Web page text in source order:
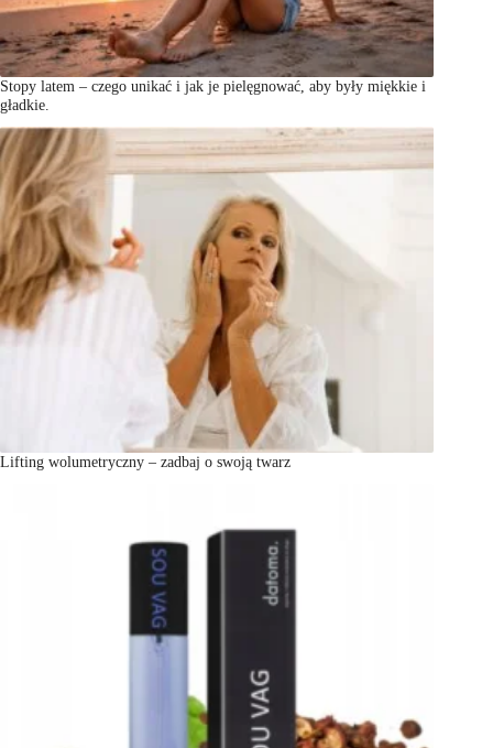
Stopy latem – czego unikać i jak je pielęgnować, aby były miękkie i
gładkie.
Lifting wolumetryczny – zadbaj o swoją twarz